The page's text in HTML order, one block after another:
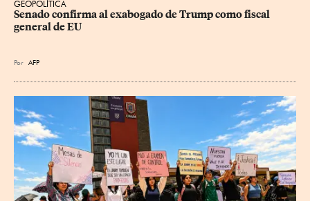
GEOPOLÍTICA
Senado confirma al exabogado de Trump como fiscal
general de EU
Por AFP